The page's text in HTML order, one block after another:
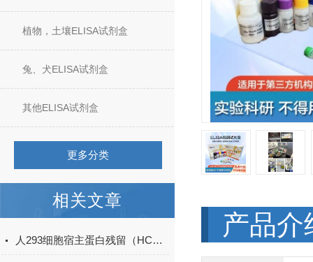
植物，土壤ELISA试剂盒
兔、犬ELISA试剂盒
其他ELISA试剂盒
更多分类
相关文章
人293细胞宿主蛋白残留（HCP）ELISA检测试剂盒产品升级
产品介